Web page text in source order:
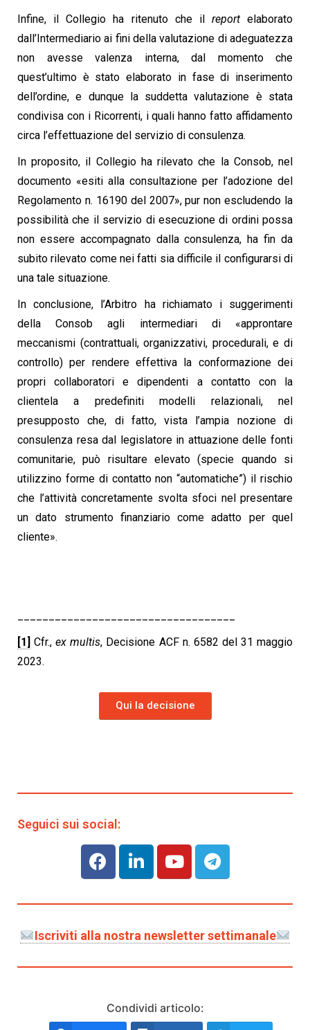
Infine, il Collegio ha ritenuto che il report elaborato
dall’Intermediario ai fini della valutazione di adeguatezza
non avesse valenza interna, dal momento che
quest’ultimo è stato elaborato in fase di inserimento
dell’ordine, e dunque la suddetta valutazione è stata
condivisa con i Ricorrenti, i quali hanno fatto affidamento
circa l’effettuazione del servizio di consulenza.
In proposito, il Collegio ha rilevato che la Consob, nel
documento «esiti alla consultazione per l’adozione del
Regolamento n. 16190 del 2007», pur non escludendo la
possibilità che il servizio di esecuzione di ordini possa
non essere accompagnato dalla consulenza, ha fin da
subito rilevato come nei fatti sia difficile il configurarsi di
una tale situazione.
In conclusione, l’Arbitro ha richiamato i suggerimenti
della Consob agli intermediari di «approntare
meccanismi (contrattuali, organizzativi, procedurali, e di
controllo) per rendere effettiva la conformazione dei
propri collaboratori e dipendenti a contatto con la
clientela a predefiniti modelli relazionali, nel
presupposto che, di fatto, vista l’ampia nozione di
consulenza resa dal legislatore in attuazione delle fonti
comunitarie, può risultare elevato (specie quando si
utilizzino forme di contatto non “automatiche”) il rischio
che l’attività concretamente svolta sfoci nel presentare
un dato strumento finanziario come adatto per quel
cliente».
[1] Cfr.,ex multis, Decisione ACF n. 6582 del 31 maggio
2023.
Qui la decisione
Seguici sui social:
Iscriviti alla nostra newsletter settimanale
Condividi articolo: